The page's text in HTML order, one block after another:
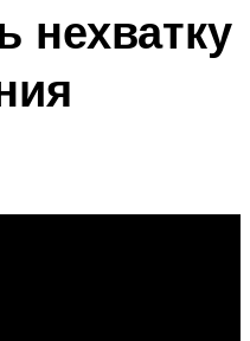
нехватку